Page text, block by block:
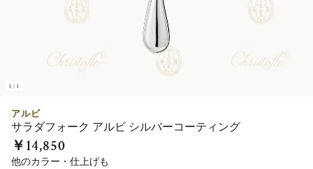
1/1
アルビ
サラダフォーク アルビ シルバーコーティング
￥14,850
他のカラー・仕上げも